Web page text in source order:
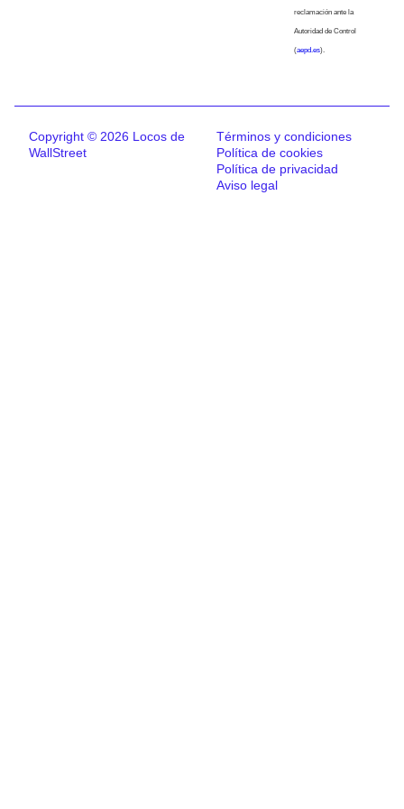
reclamación ante la
Autoridad de Control
(aepd.es).
Copyright © 2026 Locos de
WallStreet
Términos y condiciones
Política de cookies
Política de privacidad
Aviso legal